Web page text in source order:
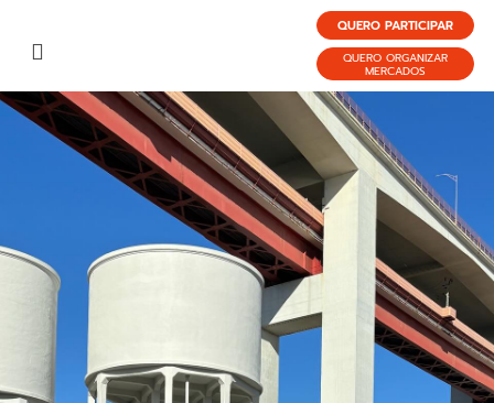
QUERO PARTICIPAR
QUERO ORGANIZAR
MERCADOS